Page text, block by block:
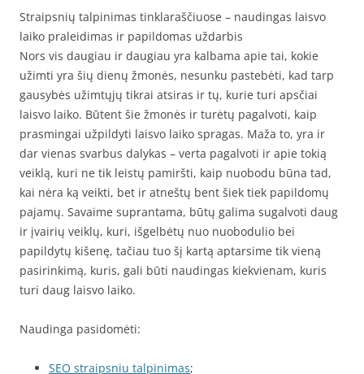
Straipsnių talpinimas tinklaraščiuose – naudingas laisvo
laiko praleidimas ir papildomas uždarbis
Nors vis daugiau ir daugiau yra kalbama apie tai, kokie
užimti yra šių dienų žmonės, nesunku pastebėti, kad tarp
gausybės užimtųjų tikrai atsiras ir tų, kurie turi apsčiai
laisvo laiko. Būtent šie žmonės ir turėtų pagalvoti, kaip
prasmingai užpildyti laisvo laiko spragas. Maža to, yra ir
dar vienas svarbus dalykas – verta pagalvoti ir apie tokią
veiklą, kuri ne tik leistų pamiršti, kaip nuobodu būna tad,
kai nėra ką veikti, bet ir atneštų bent šiek tiek papildomų
pajamų. Savaime suprantama, būtų galima sugalvoti daug
ir įvairių veiklų, kuri, išgelbėtų nuo nuobodulio bei
papildytų kišenę, tačiau tuo šį kartą aptarsime tik vieną
pasirinkimą, kuris, gali būti naudingas kiekvienam, kuris
turi daug laisvo laiko.
Naudinga pasidomėti:
SEO straipsniu talpinimas;